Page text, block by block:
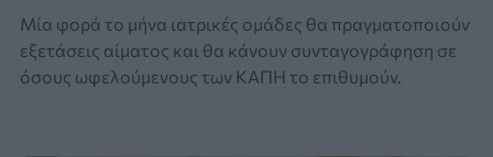
Μία φορά το μήνα ιατρικές ομάδες θα πραγματοποιούν
εξετάσεις αίματος και θα κάνουν συνταγογράφηση σε
όσους ωφελούμενους των ΚΑΠΗ το επιθυμούν.